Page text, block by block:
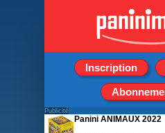
Inscription
Publicité
Panini ANIMAUX 2022